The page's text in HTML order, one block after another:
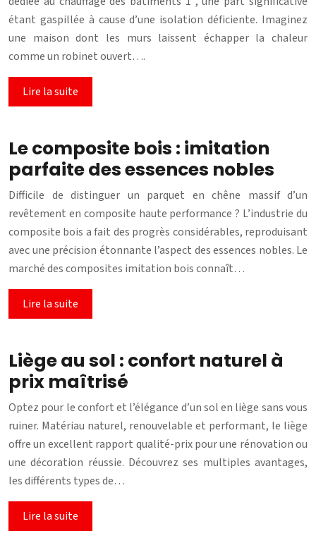
étant gaspillée à cause d’une isolation déficiente. Imaginez
une maison dont les murs laissent échapper la chaleur
comme un robinet ouvert….
Lire la suite
Le composite bois : imitation
parfaite des essences nobles
Difficile de distinguer un parquet en chêne massif d’un
revêtement en composite haute performance ? L’industrie du
composite bois a fait des progrès considérables, reproduisant
avec une précision étonnante l’aspect des essences nobles. Le
marché des composites imitation bois connaît…
Lire la suite
Liège au sol : confort naturel à
prix maîtrisé
Optez pour le confort et l’élégance d’un sol en liège sans vous
ruiner. Matériau naturel, renouvelable et performant, le liège
offre un excellent rapport qualité-prix pour une rénovation ou
une décoration réussie. Découvrez ses multiples avantages,
les différents types de…
Lire la suite